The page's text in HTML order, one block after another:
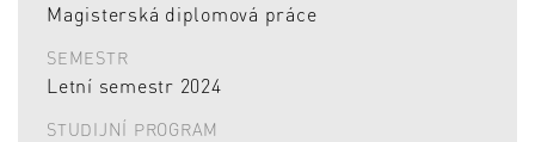
Magisterská diplomová práce
SEMESTR
Letní semestr 2024
STUDIJNÍ PROGRAM